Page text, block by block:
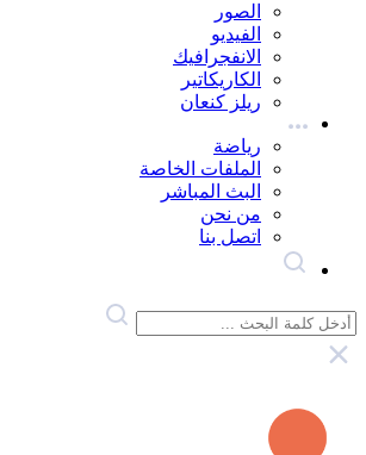
الصور
الفيديو
الانفجرافيك
الكاريكاتير
ريلز كنعان
رياضة
الملفات الخاصة
البث المباشر
من نحن
اتصل بنا